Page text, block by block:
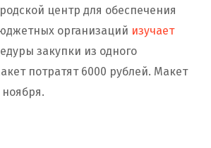
центр для обеспечения
организаций изучает
закупки из одного
потратят 6000 рублей. Макет
ноября.